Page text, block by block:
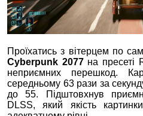
Проїхатись з вітерцем по
Cyberpunk 2077на пресеті
неприємних перешкод.
середньому 63 рази за
до 55. Підштовхнув
DLSS, який якість